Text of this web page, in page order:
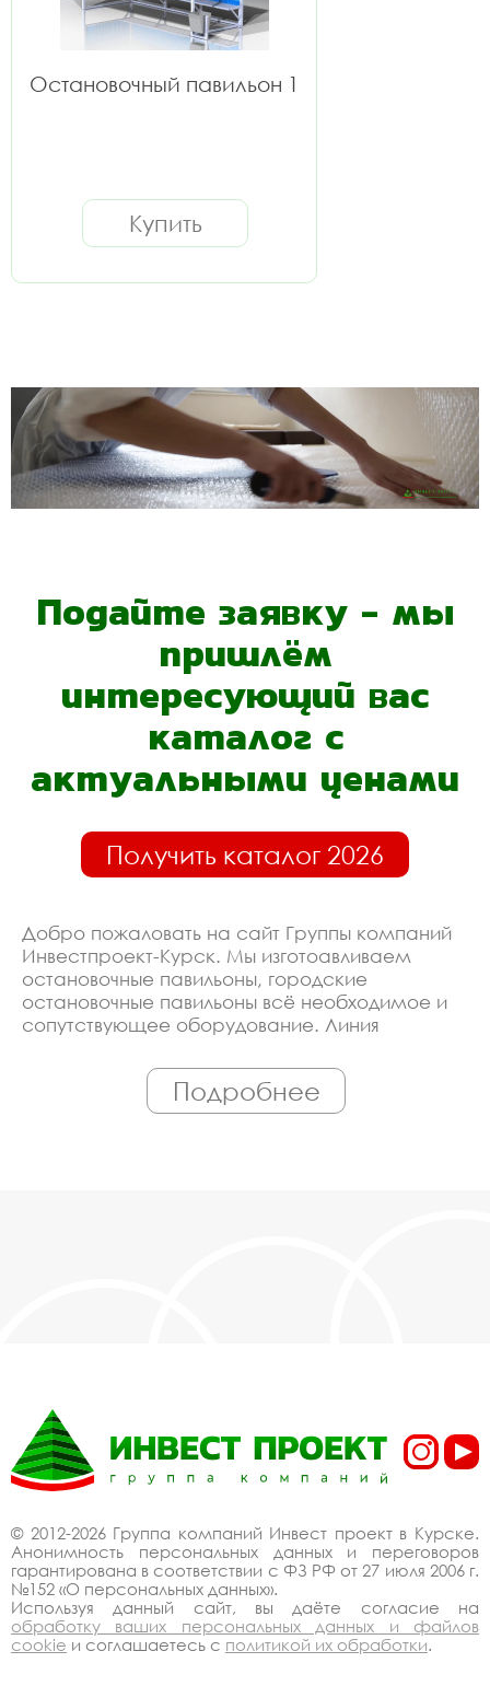
Остановочный павильон 1
Купить
Подайте заявку - мы
пришлём
интересующий вас
каталог с
актуальными ценами
Получить каталог 2026
Добро пожаловать на сайт Группы компаний
Инвестпроект-Курск. Мы изготоавливаем
остановочные павильоны, городские
остановочные павильоны всё необходимое и
сопутствующее оборудование. Линия
ЧПУ станками, работает только
квалифицированный персонал. Поэтому Вы
всегда можете рассчитывать на
городские остановочные павильоны под заказ,
по Вашему проекту.
Спецпредложение от
производителя на
остановочные
павильоны, городские
остановочные
Подробнее
© 2012-2026 Группа компаний Инвест проект в Курске.
Анонимность персональных данных и переговоров
гарантирована в соответствии с ФЗ РФ от 27 июля 2006 г.
№152 «О персональных данных».
Используя данный сайт, вы даёте согласие на
обработку ваших персональных данных и файлов
cookie и соглашаетесь с политикой их обработки